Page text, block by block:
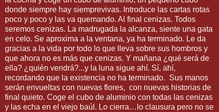
donde siempre hay siemprevivas. Introduce las cartas rotas
poco y poco y las va quemando. Al final cenizas. Todos
seremos cenizas. La madrugada la alcanza, siente una gata
en celo. Se aproxima a la ventana, ya ha terminado. Le da
gracias a la vida por todo lo que lleva sobre sus hombros y
que ahora no es más que cenizas. Y mañana ¿qué será de
ella? ¿quién vendrá?...y la luna sigue ahí. Sí, ahí,
recordando que la existencia no ha terminado. Sus manos
serán envueltas con nuevas flores, con nuevas historias de
final quieto. Coge el cubo de aluminio con todas las cenizas
y las echa en el viejo baúl. Lo cierra…lo clausura pero no se